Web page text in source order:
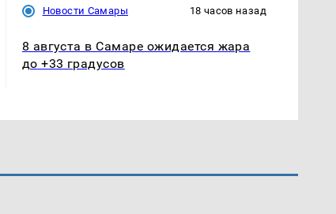
Новости Самары 18 часов назад
8 августа в Самаре ожидается жара
до +33 градусов